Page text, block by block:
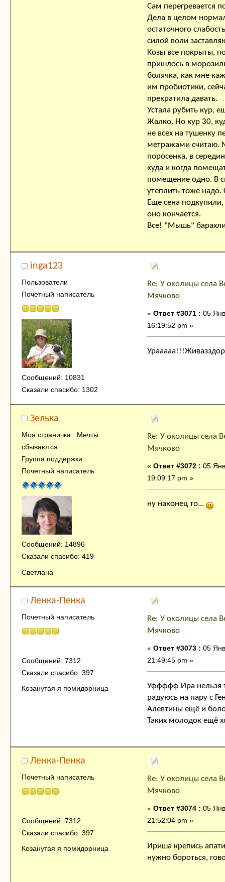
Сам перегревается
Дела в целом
остаточного
силой воли
Козы все покрыты,
пришлось в
болячка, как мне
им пробиотики,
прекратила давать.
Устала рубить кур,
Жалко. Но кур 30,
не всех на тушенку
метражами считаю.
поросенка, в
куда и когда
помещение одно. В
утеплить тоже надо.
Еще сена
оно кончается.
Все! "Мышь"
inga123
Пользователи
Почетный написатель
Сообщений: 10831
Сказали спасибо: 1302
Re: У околицы села
Мячково
« Ответ #3071 : 05
16:19:52 pm »
Зелька
Моя страничка : Мечты
сбываются
Группа поддержки
Почетный написатель
Сообщений: 14896
Сказали спасибо: 419
Светлана
Re: У околицы села
Мячково
« Ответ #3072 : 05
19:09:17 pm »
ну наконец то...
Ленка-Пенка
Почетный написатель
Сообщений: 7312
Сказали спасибо: 397
Козанутая я помидорница
Re: У околицы села
Мячково
« Ответ #3073 : 05
21:49:45 pm »
Уффффф Ира нельзя
радуюсь на пару с
Алевтины ещё и
Таких молодок ещё
Ленка-Пенка
Почетный написатель
Сообщений: 7312
Сказали спасибо: 397
Козанутая я помидорница
Re: У околицы села
Мячково
« Ответ #3074 : 05
21:52:04 pm »
Ириша крепись
нужно бороться,